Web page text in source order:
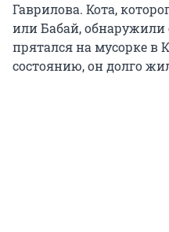
Гаврилова. Кота,
или Бабай, обнаружили
прятался на мусорке в
состоянию, он долго